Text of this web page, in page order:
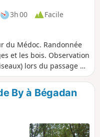
3h 00
Facile
du Médoc. Randonnée
et les bois. Observation
lors du passage de
By à Bégadan